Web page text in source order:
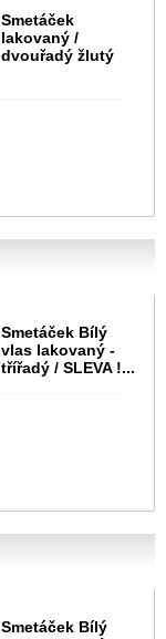
Smetáček
lakovaný /
dvouřadý žlutý
Smetáček Bílý
vlas lakovaný -
třířadý / SLEVA !...
Smetáček Bílý